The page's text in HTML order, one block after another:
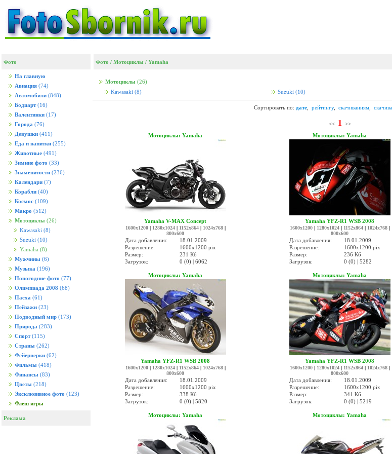
Фото
На главную
Авиация (74)
Автомобили (848)
Бодиарт (16)
Валентинки (17)
Города (76)
Девушки (411)
Еда и напитки (255)
Животные (491)
Зимние фото (33)
Знаменитости (236)
Календари (7)
Корабли (40)
Космос (109)
Макро (512)
Мотоциклы (26)
Kawasaki (8)
Suzuki (10)
Yamaha (8)
Мужчины (6)
Музыка (196)
Новогодние фото (77)
Олимпиада 2008 (68)
Пасха (61)
Пейзажи (23)
Подводный мир (173)
Природа (283)
Спорт (115)
Страны (262)
Фейерверки (62)
Фильмы (418)
Финансы (83)
Цветы (218)
Эксклюзивное фото (123)
Флеш игры
Реклама
Фото / Мотоциклы / Yamaha
Мотоциклы (26)
Kawasaki (8) Suzuki (10)
Сортировать по: дате рейтингу, скачиваниям
<< 1
>>
Мотоциклы: Yamaha
Yamaha V-MAX Concept
1600x1200| 1280x1024| 1152x864| 1024x768|
800x600
Дата добавления:
18.01.2009
Разрешение:
1600x1200 pix
Размер:
231 Кб
Загрузок:
0 (0) | 6062
Мотоциклы: Yamaha
Yamaha YFZ-R1 WSB 2008
1600x1200| 1280x1024| 1152x864| 1024x768|
800x600
Дата добавления:
18.01.2009
Разрешение:
1600x1200 pix
Размер:
236 Кб
Загрузок:
0 (0) | 5282
Мотоциклы: Yamaha
Yamaha YFZ-R1 WSB 2008
1600x1200| 1280x1024| 1152x864| 1024x768|
800x600
Дата добавления:
18.01.2009
Разрешение:
1600x1200 pix
Размер:
338 Кб
Загрузок:
0 (0) | 5820
Мотоциклы: Yamaha
Yamaha YFZ-R1 WSB 2008
1600x1200| 1280x1024| 1152x864| 1024x768|
800x600
Дата добавления:
18.01.2009
Разрешение:
1600x1200 pix
Размер:
341 Кб
Загрузок:
0 (0) | 5219
Мотоциклы: Yamaha Мотоциклы: Yamaha